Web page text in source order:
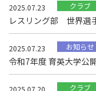
2025.07.23 クラブ
レスリング部 世界選
2025.07.23 お知らせ
令和7年度 育英大学公
クラブ